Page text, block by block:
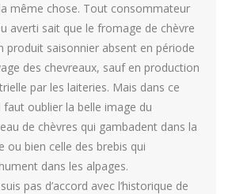
la même chose. Tout consommateur
averti sait que le fromage de chèvre
produit saisonnier absent en période
des chevreaux, sauf en production
par les laiteries. Mais dans ce
faut oublier la belle image du
de chèvres qui gambadent dans la
ou bien celle des brebis qui
dans les alpages.
suis pas d’accord avec l’historique de